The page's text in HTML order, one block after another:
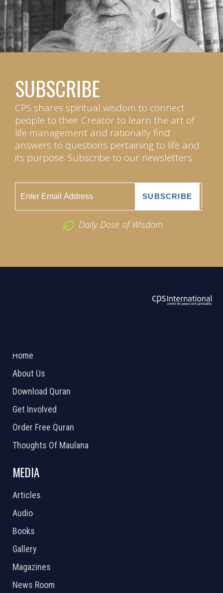
SUBSCRIBE
CPS shares spiritual wisdom to connect
people to their Creator to learn the art of
life management and rationally find
answers to questions pertaining to life and
its purpose. Subscribe to our newsletters.
Daily Dose of Wisdom
Home
About Us
Download Quran
Get Involved
Order Free Quran
Thoughts Of Maulana
MEDIA
Articles
Audio
Books
Gallery
Magazines
News Room